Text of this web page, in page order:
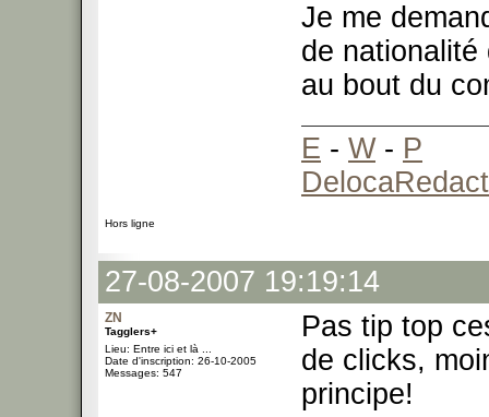
Je me
de nationalité
au bout du
E - W- P
Hors ligne
27-08-2007 19:19:14
ZN
Tagglers+
Lieu: Entre ici et là ...
Date d'inscription: 26-10-2005
Messages: 547
Pas tip top
de clicks,
principe!